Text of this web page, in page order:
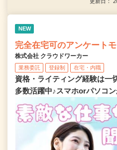
更新日：
NEW
完全在宅可のアンケート
株式会社 クラウドワーカー
業務委託 登録制 在宅・内職
資格・ライティング経験は一
多数活躍中♪スマホorパソコン